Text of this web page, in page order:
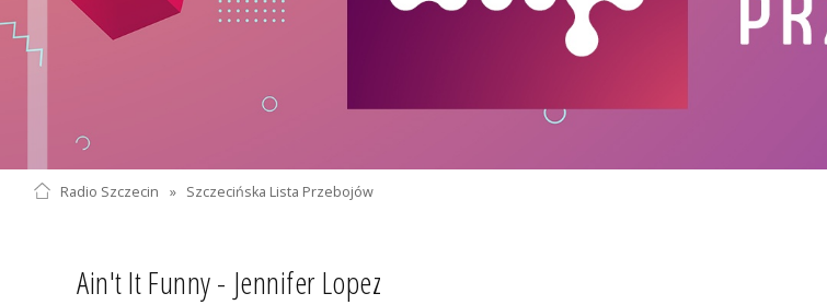
Radio Szczecin » Szczecińska Lista Przebojów
Ain't It Funny - Jennifer Lopez